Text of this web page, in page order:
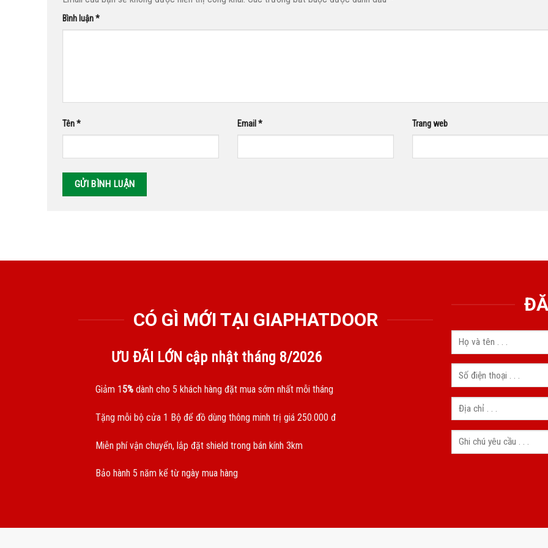
Bình luận*
Tên* Email * Trang web
CÓ GÌ MỚI TẠI GIAPHATDOOR
ƯU ĐÃI LỚN cập nhật tháng 8/2026
Giảm 15%dành cho 5 khách hàng đặt mua sớm nhất mỗi tháng
Tặng mỗi bộ cửa 1 Bộ để đồ dùng thông minh trị giá 250.000 đ
Miễn phí vận chuyển, lắp đặt shield trong bán kính 3km
Bảo hành 5 năm kể từ ngày mua hàng